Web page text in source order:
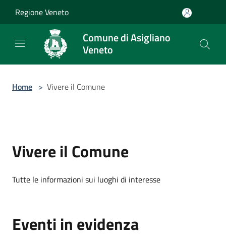
Regione Veneto
Comune di Asigliano
Veneto
Home > Vivere il Comune
Vivere il Comune
Tutte le informazioni sui luoghi di interesse
Eventi in evidenza